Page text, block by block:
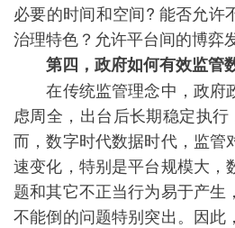
必要的时间和空间? 能否允许
治理特色？允许平台间的博弈
第四，政府如何有效监管
在传统监管理念中，政府
虑周全，出台后长期稳定执行
而，数字时代数据时代，监管
速变化，特别是平台规模大，
题和其它不正当行为易于产生
不能倒的问题特别突出。因此